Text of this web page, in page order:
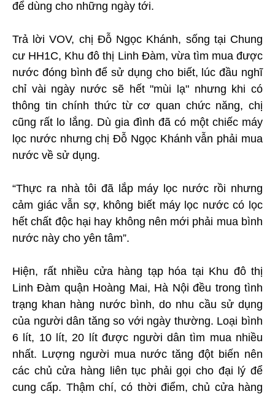
để dùng cho những ngày tới.
Trả lời VOV, chị Đỗ Ngọc Khánh, sống tại Chung
cư HH1C, Khu đô thị Linh Đàm, vừa tìm mua được
nước đóng bình để sử dụng cho biết, lúc đầu nghĩ
chỉ vài ngày nước sẽ hết "mùi lạ" nhưng khi có
thông tin chính thức từ cơ quan chức năng, chị
cũng rất lo lắng. Dù gia đình đã có một chiếc máy
lọc nước nhưng chị Đỗ Ngọc Khánh vẫn phải mua
nước về sử dụng.
“Thực ra nhà tôi đã lắp máy lọc nước rồi nhưng
cảm giác vẫn sợ, không biết máy lọc nước có lọc
hết chất độc hại hay không nên mới phải mua bình
nước này cho yên tâm”.
Hiện, rất nhiều cửa hàng tạp hóa tại Khu đô thị
Linh Đàm quận Hoàng Mai, Hà Nội đều trong tình
trạng khan hàng nước bình, do nhu cầu sử dụng
của người dân tăng so với ngày thường. Loại bình
6 lít, 10 lít, 20 lít được người dân tìm mua nhiều
nhất. Lượng người mua nước tăng đột biến nên
các chủ cửa hàng liên tục phải gọi cho đại lý để
cung cấp. Thậm chí, có thời điểm, chủ cửa hàng